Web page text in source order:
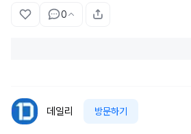
0
데일리 방문하기